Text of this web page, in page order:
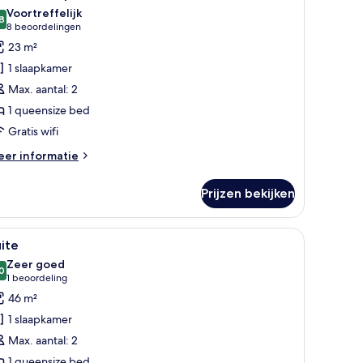
van 10
Voortreffelijk
8 beoordelingen
(8
beoordelingen)
23 m²
1 slaapkamer
Max. aantal: 2
1 queensize bed
Gratis wifi
informatie
Prijzen bekijken
aan de muur bevestigde televisie en een houten vloer.
Een moderne slaapkamer met een groot
10
van 10
Zeer goed
1 beoordeling
(1
beoordeling)
46 m²
1 slaapkamer
Max. aantal: 2